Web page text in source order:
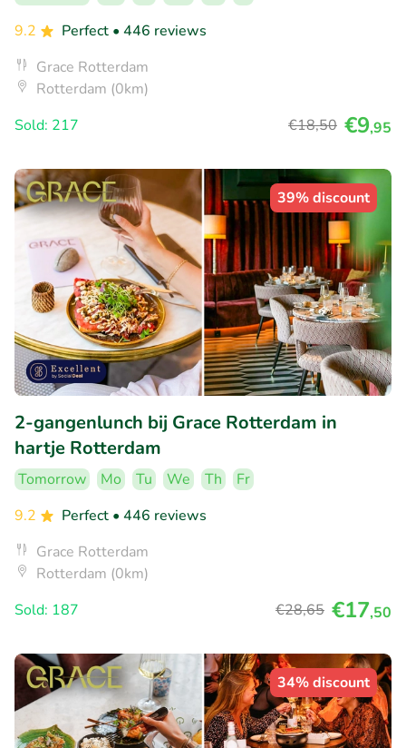
9.2
Perfect • 446 reviews
Grace Rotterdam
Rotterdam (0km)
Sold: 217
€18,50 €9,95
39% discount
2-gangenlunch bij Grace Rotterdam in
hartje Rotterdam
Tomorrow Mo Tu We Th
Fr
9.2
Perfect • 446 reviews
Grace Rotterdam
Rotterdam (0km)
Sold: 187
€28,65 €17,50
34% discount